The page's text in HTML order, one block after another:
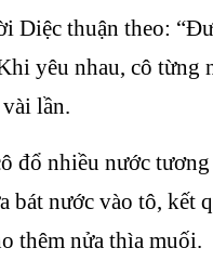
Diệc thuận theo:
yêu nhau, cô từng
lần.
đổ nhiều nước
bát nước vào tô, kết
thêm nửa thìa muối.